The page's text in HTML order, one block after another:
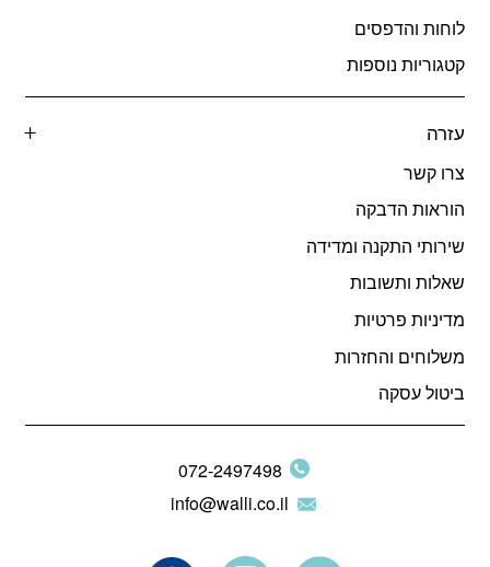
לוחות והדפסים
קטגוריות נוספות
עזרה
צרו קשר
הוראות הדבקה
שירותי התקנה ומדידה
שאלות ותשובות
מדיניות פרטיות
משלוחים והחזרות
ביטול עסקה
072-2497498
info@walli.co.il